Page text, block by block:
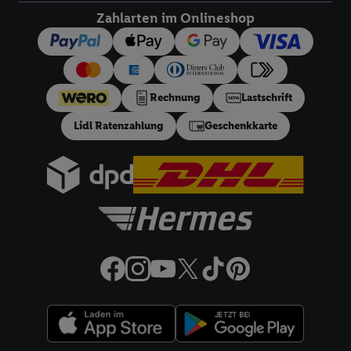
Zahlarten im Onlineshop
Rechnung Lastschrift
Lidl Ratenzahlung Geschenkkarte
um Sie in von Dritten betriebenen Diensten zu erkennen und
Ihnen personalisierte Werbung auszuspielen. Hierzu wird von
uns und einem der anderen oben genannten Partner auch Ihre
in einen Hashwert umgewandelte E-Mail-Adresse in
gemeinsamer Verantwortlichkeit verarbeitet.
Zudem erlauben Sie uns, der Utiq SA/NV („Utiq“) und
Telekommunikationsnetzbetreiber
, die Utiq-Technologie
in den Lidl-Diensten einzusetzen. Utiq prüft zunächst anhand
Ihrer IP-Adresse, ob die Technologie für Sie verfügbar ist.
Wenn das der Fall ist, gibt Utiq Ihre IP-Adresse an Ihren
Netzbetreiber weiter, der anhand der IP-Adresse und einer
Kundenkonto-Referenz, wie z.B. Ihrer Mobilfunknummer, eine
Kennung für Utiq erstellt. Wir werden diese Kennung
Ihr Nutzungsverhalten in den Lidl-Diensten zu erfassen.
Diensten wiedererkannt werden, die von Dritten betrieben
werden, damit wir Ihnen dort personalisierte Werbung
ausspielen können. Sie können Ihre Einwilligung speziell zur